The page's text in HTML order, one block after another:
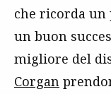
che ricorda un
un buon
migliore del
Corgan